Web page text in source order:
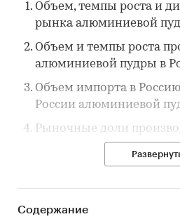
Объем, темпы роста и
рынка алюминиевой
Объем и темпы роста
алюминиевой пудры в
Объем импорта в
России алюминиевой
Рыночные доли
алюминиевой пудры в
Основные события,
перспективы развития
Содержание